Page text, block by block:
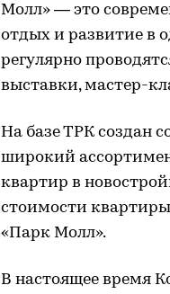
Молл» — это
отдых и развитие в
регулярно
выставки, мастер-
На базе ТРК создан
широкий
квартир в
стоимости
«Парк Молл».
В настоящее время